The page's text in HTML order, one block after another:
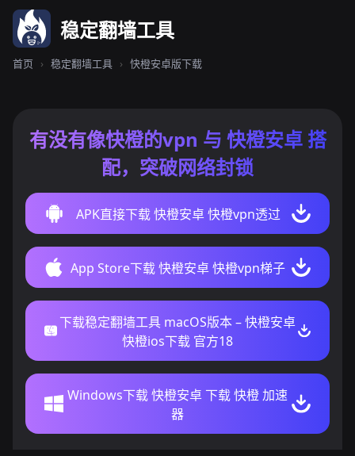
稳定翻墙工具
首页 › 稳定翻墙工具 › 快橙安卓版下载
有没有像快橙的vpn 与 快橙安卓 搭
配，突破网络封锁
APK直接下载 快橙安卓 快橙vpn透过
App Store下载 快橙安卓 快橙vpn梯子
下载稳定翻墙工具 macOS版本 – 快橙安卓
快橙ios下载 官方18
Windows下载 快橙安卓 下载 快橙 加速
器